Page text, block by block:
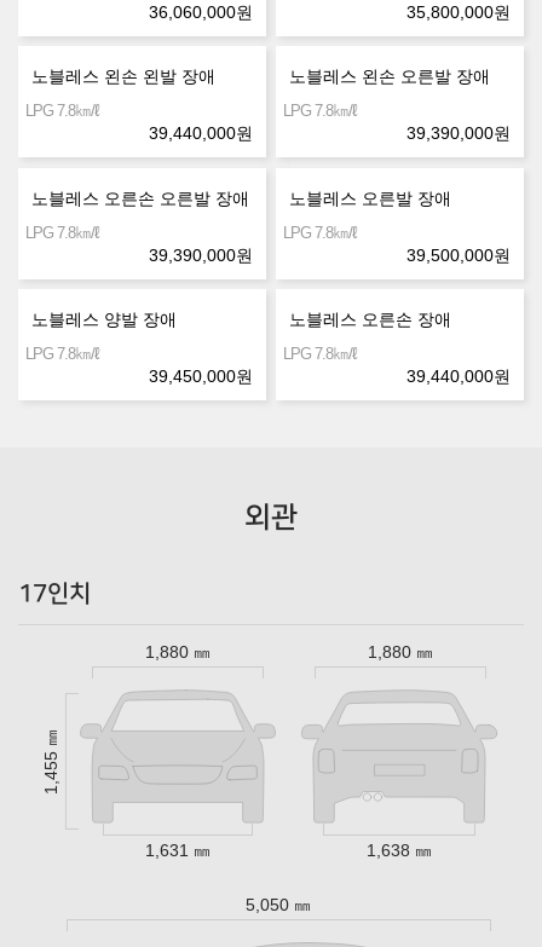
36,060,000원
35,800,000원
노블레스 왼손 왼발 장애
LPG 7.8㎞/ℓ
39,440,000원
노블레스 왼손 오른발 장애
LPG 7.8㎞/ℓ
39,390,000원
노블레스 오른손 오른발 장애
LPG 7.8㎞/ℓ
39,390,000원
노블레스 오른발 장애
LPG 7.8㎞/ℓ
39,500,000원
노블레스 양발 장애
LPG 7.8㎞/ℓ
39,450,000원
노블레스 오른손 장애
LPG 7.8㎞/ℓ
39,440,000원
외관
17인치
1,880 ㎜ 1,880 ㎜
1,455 ㎜
1,631 ㎜ 1,638 ㎜
5,050 ㎜